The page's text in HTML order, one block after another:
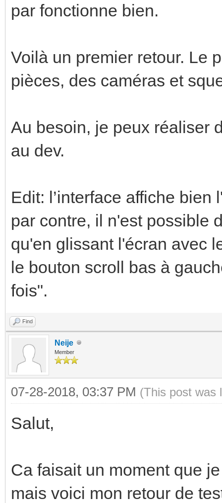
par fonctionne bien.
Voilà un premier retour. Le
pièces, des caméras et
Au besoin, je peux réaliser
au dev.
Edit: l’interface affiche
par contre, il n'est possible
qu'en glissant l'écran avec
le bouton scroll bas à
fois".
Find
Neije
Member
07-28-2018, 03:37 PM (This post was
Salut,
Ca faisait un moment que
mais voici mon retour de